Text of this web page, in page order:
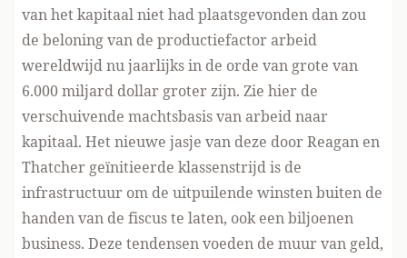
van het kapitaal niet had plaatsgevonden dan zou
de beloning van de productiefactor arbeid
wereldwijd nu jaarlijks in de orde van grote van
6.000 miljard dollar groter zijn. Zie hier de
verschuivende machtsbasis van arbeid naar
kapitaal. Het nieuwe jasje van deze door Reagan en
Thatcher geïnitieerde klassenstrijd is de
infrastructuur om de uitpuilende winsten buiten de
handen van de fiscus te laten, ook een biljoenen
business. Deze tendensen voeden de muur van geld,